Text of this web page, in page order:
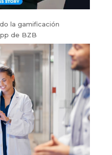
la gamificación
de BZB